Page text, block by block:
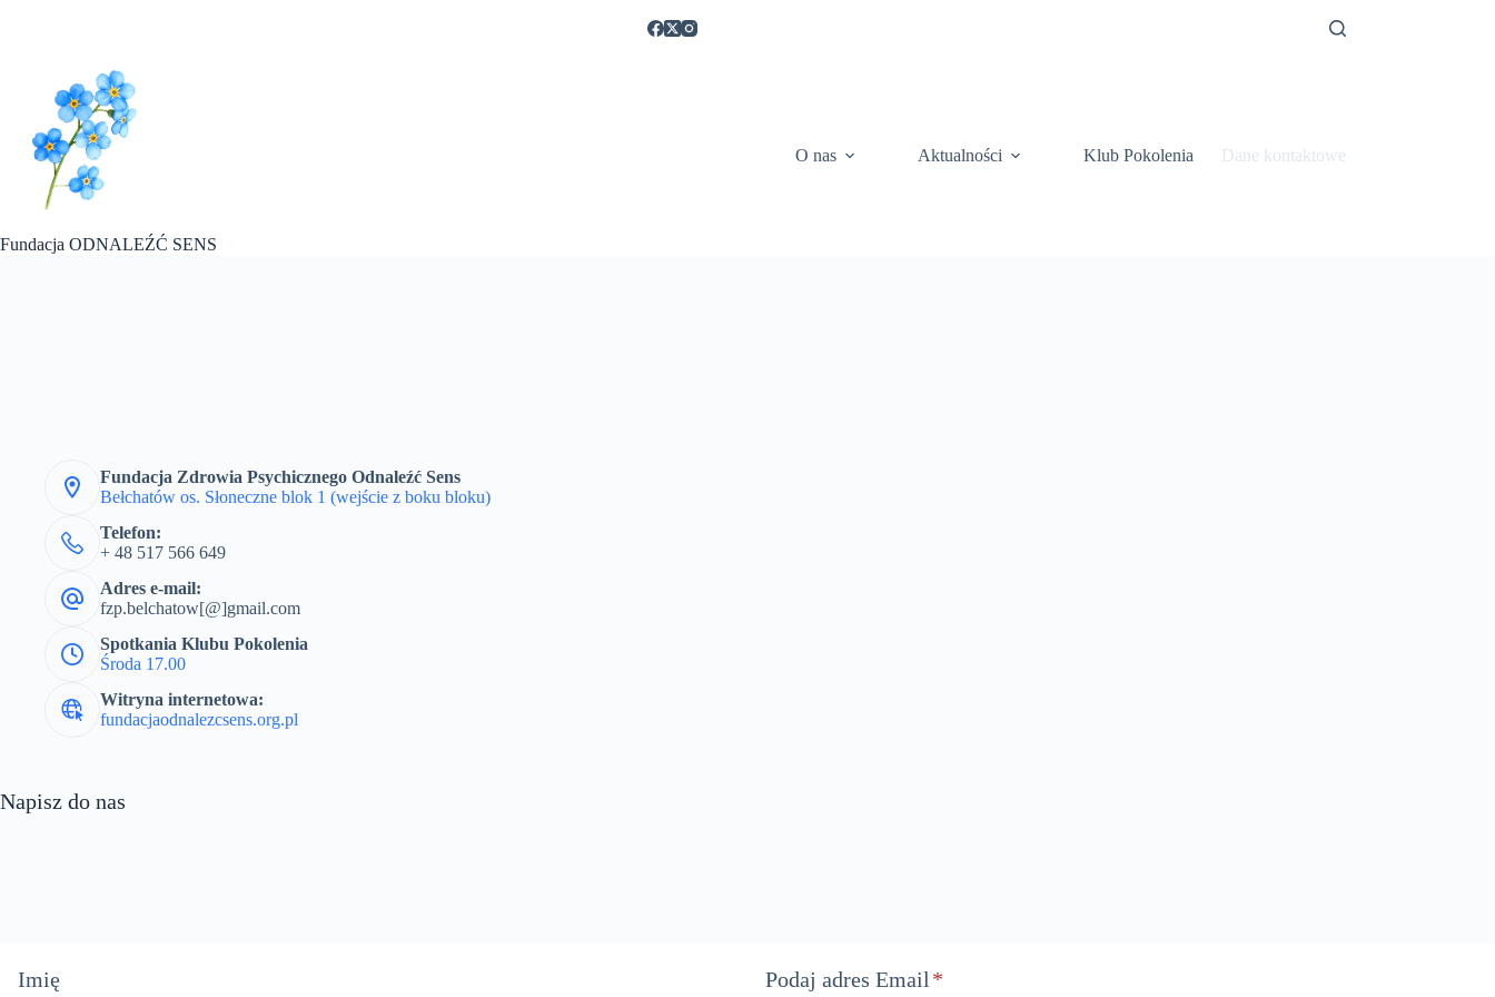
Fundacja ODNALEŹĆ SENS
O nas Aktualności Klub Pokolenia Dane kontaktowe
Fundacja Zdrowia Psychicznego Odnaleźć Sens
Bełchatów os. Słoneczne blok 1 (wejście z boku bloku)
Telefon:
+ 48 517 566 649
Adres e-mail:
fzp.belchatow[@]gmail.com
Spotkania Klubu Pokolenia
Środa 17.00
Witryna internetowa:
fundacjaodnalezcsens.org.pl
Napisz do nas
Imię Podaj adres Email *